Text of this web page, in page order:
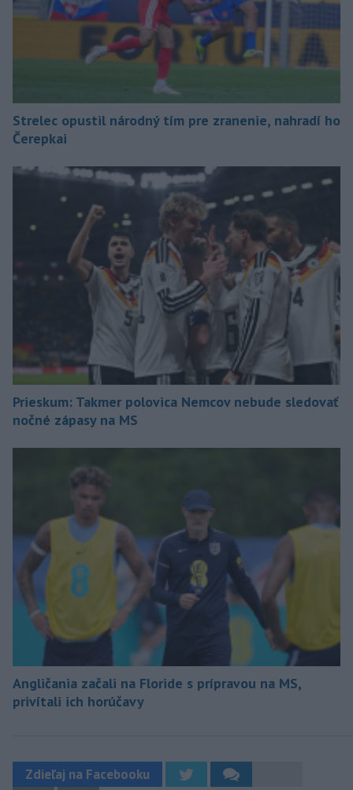
Strelec opustil národný tím pre zranenie, nahradí ho
Čerepkai
Prieskum: Takmer polovica Nemcov nebude sledovať
nočné zápasy na MS
Angličania začali na Floride s prípravou na MS,
privítali ich horúčavy
Zdieľaj na Facebooku